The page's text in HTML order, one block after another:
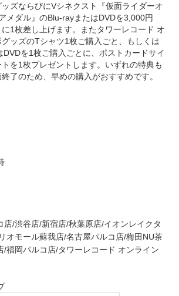
ズならびにVシネクスト『仮面ライダーオ
メダル』のBlu-rayまたはDVDを3,000円
に1枚差し上げます。またタワーレコード オ
ッズのTシャツ1枚ご購入ごと、もしくは
を1枚ご購入ごとに、ポストカードサイ
を1枚プレゼントします。いずれの特典も
了のため、早めの購入がおすすめです。
店/渋谷店/新宿店/秋葉原店/イオンレイクタ
オモール蘇我店/名古屋パルコ店/梅田NU茶
/福岡パルコ店/タワーレコード オンライン